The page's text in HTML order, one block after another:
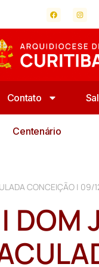
Contato
Centenário
CONCEIÇÃO | 09/
DOM